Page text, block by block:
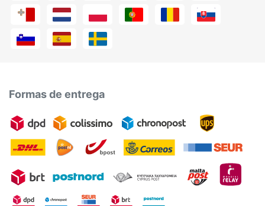
Formas de entrega